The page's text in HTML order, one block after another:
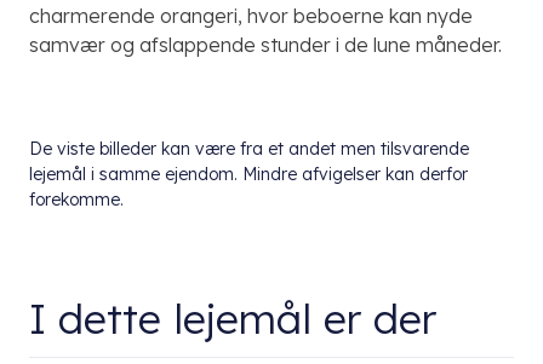
charmerende orangeri, hvor beboerne kan nyde
samvær og afslappende stunder i de lune måneder.
De viste billeder kan være fra et andet men tilsvarende
lejemål i samme ejendom. Mindre afvigelser kan derfor
forekomme.
I dette lejemål er der